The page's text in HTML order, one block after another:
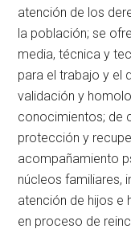
atención de los
la población; se
media, técnica y
para el trabajo y el
validación y
conocimientos; de
protección y
acompañamiento
núcleos familiares,
atención de hijos e
en proceso de